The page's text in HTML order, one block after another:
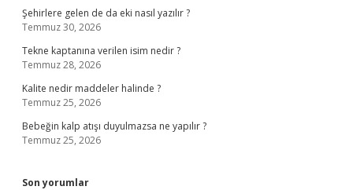
Şehirlere gelen de da eki nasıl yazılır ?
Temmuz 30, 2026
Tekne kaptanına verilen isim nedir ?
Temmuz 28, 2026
Kalite nedir maddeler halinde ?
Temmuz 25, 2026
Bebeğin kalp atışı duyulmazsa ne yapılır ?
Temmuz 25, 2026
Son yorumlar